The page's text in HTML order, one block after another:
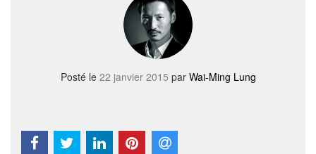
Posté le 22 janvier 2015 par Wai-Ming Lung